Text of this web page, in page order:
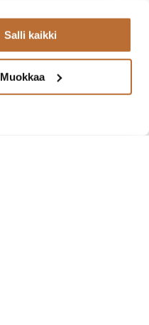
Salli kaikki
Muokkaa